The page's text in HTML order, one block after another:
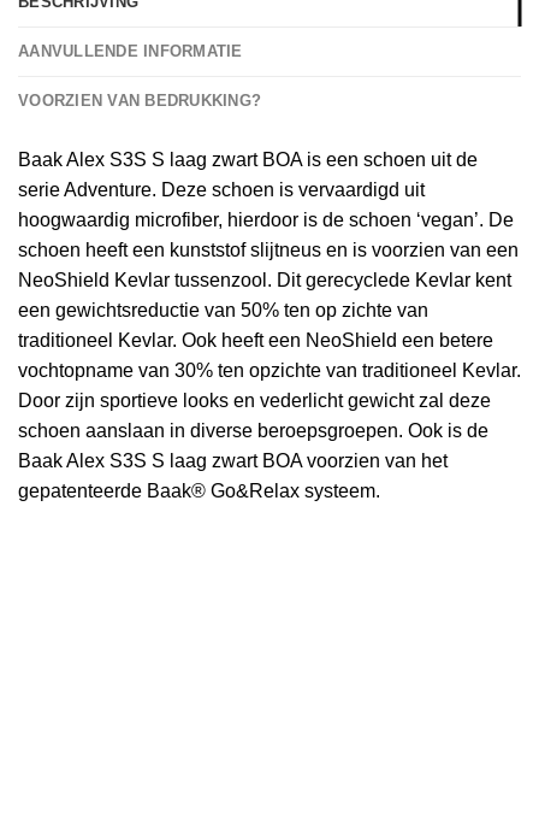
AANVULLENDE INFORMATIE
VOORZIEN VAN BEDRUKKING?
Baak Alex S3S S laag zwart BOA is een schoen uit de
serie Adventure. Deze schoen is vervaardigd uit
hoogwaardig microfiber, hierdoor is de schoen ‘vegan’. De
schoen heeft een kunststof slijtneus en is voorzien van een
NeoShield Kevlar tussenzool. Dit gerecyclede Kevlar kent
een gewichtsreductie van 50% ten op zichte van
traditioneel Kevlar. Ook heeft een NeoShield een betere
vochtopname van 30% ten opzichte van traditioneel Kevlar.
Door zijn sportieve looks en vederlicht gewicht zal deze
schoen aanslaan in diverse beroepsgroepen. Ook is de
Baak Alex S3S S laag zwart BOA voorzien van het
gepatenteerde Baak® Go&Relax systeem.